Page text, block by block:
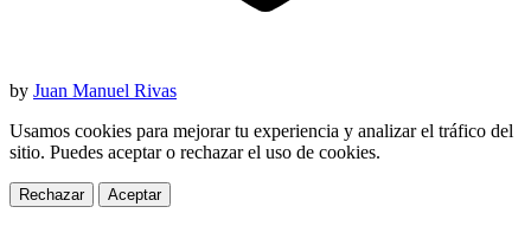
by Juan Manuel Rivas
Usamos cookies para mejorar tu experiencia y analizar el tráfico del
sitio. Puedes aceptar o rechazar el uso de cookies.
Rechazar Aceptar